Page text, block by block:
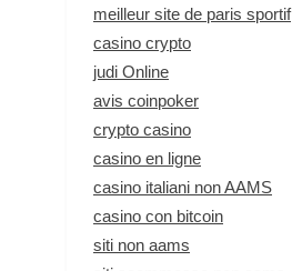
meilleur site de paris sportif
casino crypto
judi Online
avis coinpoker
crypto casino
casino en ligne
casino italiani non AAMS
casino con bitcoin
siti non aams